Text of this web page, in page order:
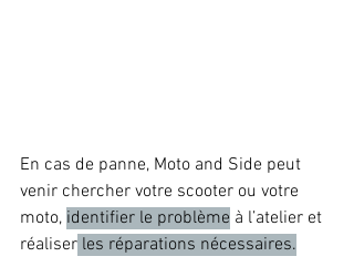
En cas de panne, Moto and Side peut
venir chercher votre scooter ou votre
moto, identifier le problème à l’atelier et
réaliser les réparations nécessaires.